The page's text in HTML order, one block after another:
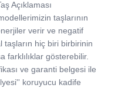
Açıklaması
taşlarının
verir ve negatif
hiç biri birbirinin
farklılıklar gösterebilir.
ve garanti belgesi ile
koruyucu kadife